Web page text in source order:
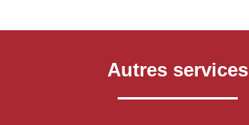
Autres services